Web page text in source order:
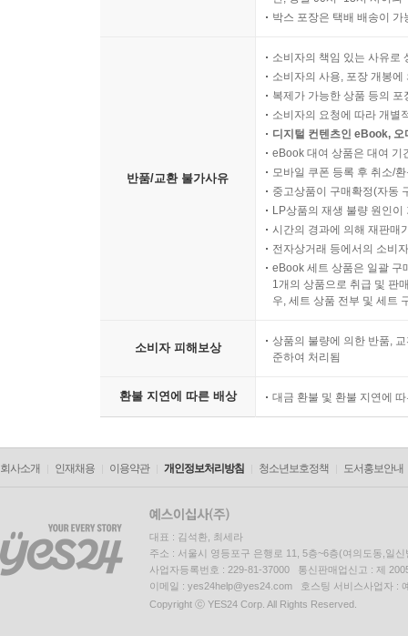
박스 포장은 택배 배송이
반품/교환 불가사유
소비자의 책임 있는 사유로
소비자의 사용, 포장 개봉
복제가 가능한 상품 등의
소비자의 요청에 따라 개별
디지털 컨텐츠인 eBook,
eBook 대여 상품은 대여 기
모바일 쿠폰 등록 후 취소/
중고상품이 구매확정(자동
LP상품의 재생 불량 원인
시간의 경과에 의해 재판매
전자상거래 등에서의 소비
eBook 세트 상품은 일괄 구
1개의 상품으로 취급 및 판
우, 세트 상품 전부 및 세트
소비자 피해보상
상품의 불량에 의한 반품,
준하여 처리됨
환불 지연에 따른 배상 대금 환불 및 환불 지연에
회사소개 인재채용 이용약관 개인정보처리방침 청소년보호정책 도서홍보안내
대표 : 김석환, 최세라
주소 : 서울시 영등포구 은행로 11, 5층~6층(여의도동,일신
사업자등록번호 : 229-81-37000 통신판매업신고 : 제
이메일 : yes24help@yes24.com 호스팅 서비스사업자 :
Copyright ⓒ YES24 Corp. All Rights Reserved.